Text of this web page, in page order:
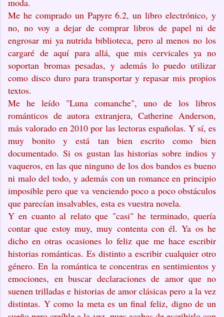
moda.
Me he comprado un Papyre 6.2, un libro electrónico, y
no, no voy a dejar de comprar libros de papel ni de
engrosar mi ya nutrida biblioteca, pero al menos no los
cargaré de aquí para allá, que mis cervicales ya no
soportan bromas pesadas, y además lo puedo utilizar
como disco duro para transportar y repasar mis propios
textos.
Me he leído "Luna comanche", uno de los libros
románticos de autora extranjera, Catherine Anderson,
más valorado en 2010 por las lectoras españolas. Y sí, es
muy bonito y está tan bien escrito como bien
documentado. Si os gustan las historias sobre indios y
vaqueros, en las que ninguno de los dos bandos es bueno
ni malo del todo, y además con un romance en principio
imposible pero que va venciendo poco a poco obstáculos
que parecían insalvables, esta es vuestra novela.
Y en cuanto al relato que "casi" he terminado, quería
contar que estoy muy, muy contenta con él. Ya os he
dicho en otras ocasiones lo feliz que me hace escribir
historias románticas. Es distinto a escribir cualquier otro
género. En la romántica te concentras en sentimientos y
emociones, en buscar declaraciones de amor que no
suenen trilladas e historias de amor clásicas pero a la vez
distintas. Y como la meta es un final feliz, digno de un